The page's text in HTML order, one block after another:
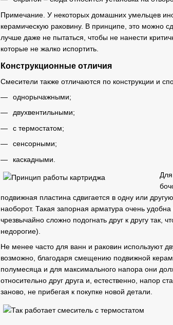
Примечание. У некоторых домашних умельцев
керамическую раковину. В принципе, это можно
лучше даже не пытаться, чтобы не нанести
которые не жалко испортить.
Конструкционные отличия
Смесители также отличаются по конструкции и
однорычажными;
двухвентильными;
с термостатом;
сенсорными;
каскадными.
подвижная пластина сдвигается в одну или
наоборот. Такая запорная арматура очень
чрезвычайно сложно подогнать друг к другу так,
недорогие).
Не менее часто для ванн и раковин используют
возможно, благодаря смещению подвижной
полумесяца и для максимального напора они
относительно друг друга и, естественно, напор
заново, не прибегая к покупке новой детали.